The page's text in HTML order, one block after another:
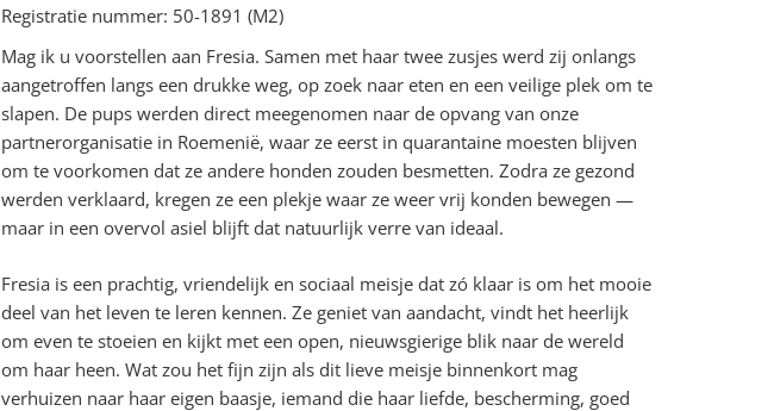
Registratie nummer: 50-1891 (M2)
Mag ik u voorstellen aan Fresia. Samen met haar twee zusjes werd zij onlangs
aangetroffen langs een drukke weg, op zoek naar eten en een veilige plek om te
slapen. De pups werden direct meegenomen naar de opvang van onze
partnerorganisatie in Roemenië, waar ze eerst in quarantaine moesten blijven
om te voorkomen dat ze andere honden zouden besmetten. Zodra ze gezond
werden verklaard, kregen ze een plekje waar ze weer vrij konden bewegen —
maar in een overvol asiel blijft dat natuurlijk verre van ideaal.
Fresia is een prachtig, vriendelijk en sociaal meisje dat zó klaar is om het mooie
deel van het leven te leren kennen. Ze geniet van aandacht, vindt het heerlijk
om even te stoeien en kijkt met een open, nieuwsgierige blik naar de wereld
om haar heen. Wat zou het fijn zijn als dit lieve meisje binnenkort mag
verhuizen naar haar eigen baasje, iemand die haar liefde, bescherming, goed